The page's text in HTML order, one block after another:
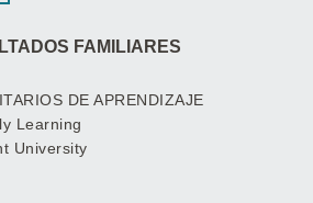
FAMILIARES
DE APRENDIZAJE
Learning
University